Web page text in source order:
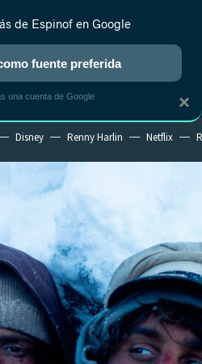
NUEVO
ANIME RANKINGS CINE
Disney Renny Harlin Netflix
×
de Espinof en Google
fuente preferida
una cuenta de Google